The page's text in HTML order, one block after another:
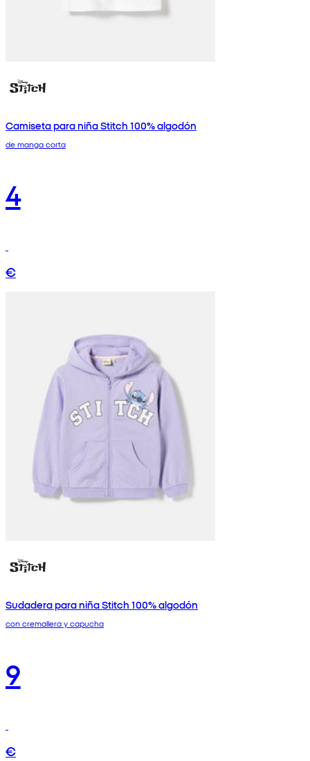
Camiseta para niña Stitch 100% algodón
de manga corta
4
€
Sudadera para niña Stitch 100% algodón
con cremallera y capucha
9
€